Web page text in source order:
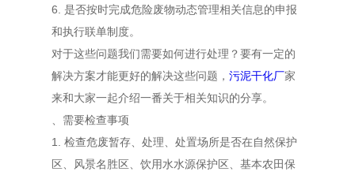
6. 是否按时完成危险废物动态管理相关信息的申报
和执行联单制度。
对于这些问题我们需要如何进行处理？要有一定的
解决方案才能更好的解决这些问题， 污泥干化厂家
来和大家一起介绍一番关于相关知识的分享。
、需要检查事项
1. 检查危废暂存、处理、处置场所是否在自然保护
区、风景名胜区、饮用水水源保护区、基本农田保